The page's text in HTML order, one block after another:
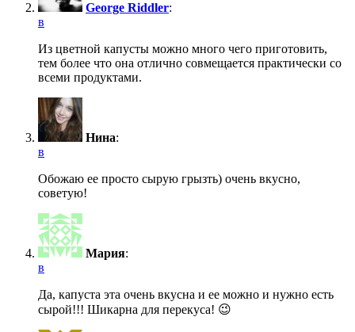
George Riddler:
в
Из цветной капусты можно много чего приготовить,
тем более что она отлично совмещается практически со
всеми продуктами.
Нина:
в
Обожаю ее просто сырую грызть) очень вкусно,
советую!
Мария:
в
Да, капуста эта очень вкусна и ее можно и нужно есть
сырой!!! Шикарна для перекуса! 😉